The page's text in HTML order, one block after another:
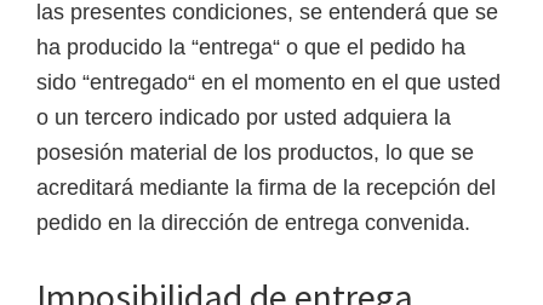
las presentes condiciones, se entenderá que se
ha producido la “entrega“ o que el pedido ha
sido “entregado“ en el momento en el que usted
o un tercero indicado por usted adquiera la
posesión material de los productos, lo que se
acreditará mediante la firma de la recepción del
pedido en la dirección de entrega convenida.